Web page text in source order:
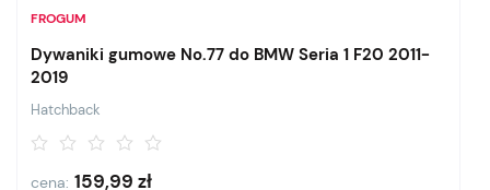
FROGUM
Dywaniki gumowe No.77 do BMW Seria 1 F20 2011-
2019
Hatchback
cena: 159,99 zł